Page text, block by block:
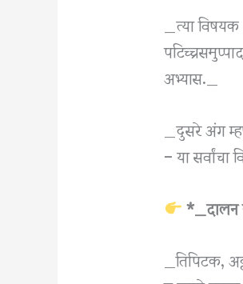
_त्या
अभ्यास._
_दुसरे अंग
– या
*_दालन
_तिपिटक,